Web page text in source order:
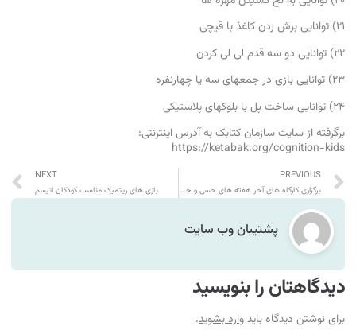
۲۱) توانایی برش زدن کاغذ با قیچی
۲۲) توانایی دو سه قدم لی لی کردن
۲۳) توانایی بازی در جمعهای سه یا چهارنفره
۲۴) توانایی ساخت پل با بلوکهای پلاستیکی
برگرفته از سایت سازمان کتابک به آدرس اینترنتی:
https://ketabak.org/cognition-kids
PREVIOUS
برگزاری کارگاه های آخر هفته های حسی و حرکتی با حضور دکتر ابرهیم پیشیاره
NEXT
بازی های ریتمیک مناسب کودکان اتیسم
پشتیبان وب سایت
دیدگاهتان را بنویسید
برای نوشتن دیدگاه بایدوارد بشوید.